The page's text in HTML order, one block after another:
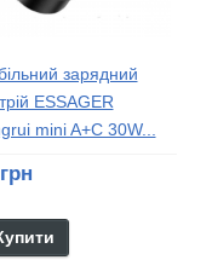
зарядний
ESSAGER
mini A+C 30W...